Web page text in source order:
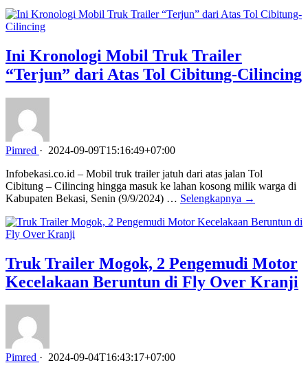
Ini Kronologi Mobil Truk Trailer
“Terjun” dari Atas Tol Cibitung-Cilincing
Pimred · 2024-09-09T15:16:49+07:00
Infobekasi.co.id – Mobil truk trailer jatuh dari atas jalan Tol
Cibitung – Cilincing hingga masuk ke lahan kosong milik warga di
Kabupaten Bekasi, Senin (9/9/2024) … Selengkapnya →
Truk Trailer Mogok, 2 Pengemudi Motor
Kecelakaan Beruntun di Fly Over Kranji
Pimred · 2024-09-04T16:43:17+07:00